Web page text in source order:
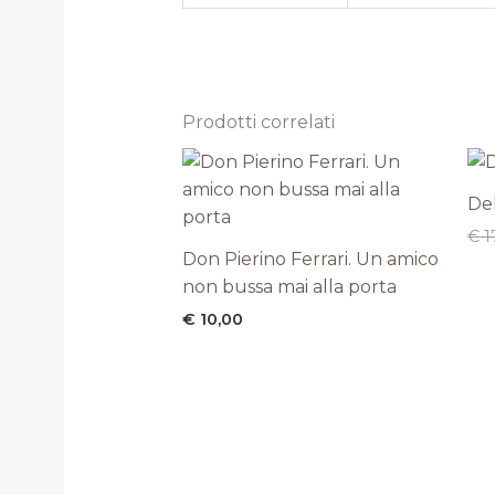
Prodotti correlati
Don Pierino Ferrari. Un amico
non bussa mai alla porta
€ 10,00
€